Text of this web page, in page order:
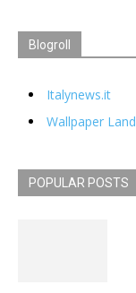
Blogroll
Italynews.it
Wallpaper Land
POPULAR POSTS